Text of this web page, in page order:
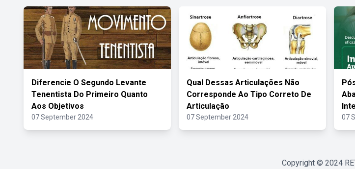
Diferencie O Segundo Levante
Tenentista Do Primeiro Quanto
Aos Objetivos
07 September 2024
Qual Dessas Articulações Não
Corresponde Ao Tipo Correto De
Articulação
07 September 2024 07
Copyright © 2024